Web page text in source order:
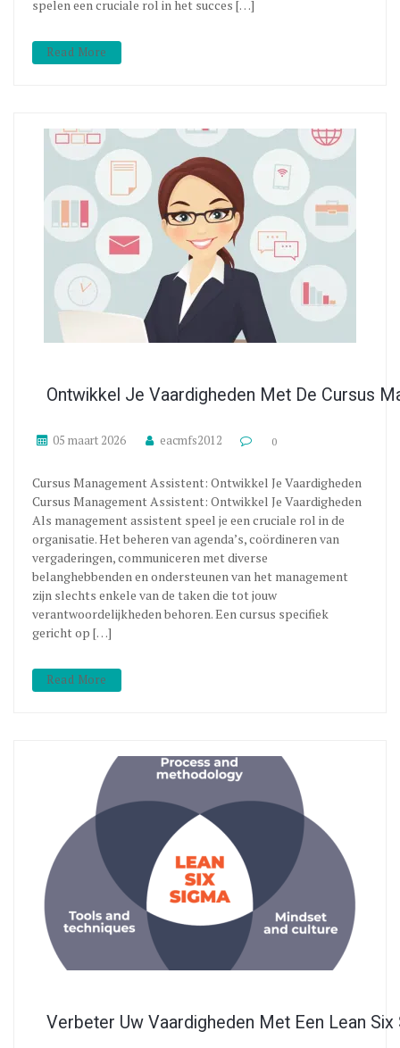
spelen een cruciale rol in het succes […]
Read More
Ontwikkel Je Vaardigheden Met De Cursus
05 maart 2026 eacmfs2012 0
Cursus Management Assistent: Ontwikkel Je Vaardigheden
Cursus Management Assistent: Ontwikkel Je Vaardigheden
Als management assistent speel je een cruciale rol in de
organisatie. Het beheren van agenda’s, coördineren van
vergaderingen, communiceren met diverse
belanghebbenden en ondersteunen van het management
zijn slechts enkele van de taken die tot jouw
verantwoordelijkheden behoren. Een cursus specifiek
gericht op […]
Read More
Verbeter Uw Vaardigheden Met Een Lean Six